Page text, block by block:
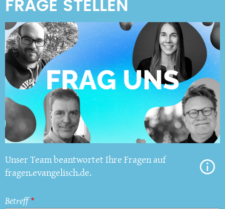
Unser Team beantwortet Ihre Fragen auf
fragen.evangelisch.de.
Betreff